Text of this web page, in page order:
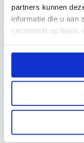
partners kunnen
informatie die u aan
verzameld op basis
als
Kan
zijn
Bij Hekwinkel.nl
jou als hovenier
offerte aan, en
hovenier/